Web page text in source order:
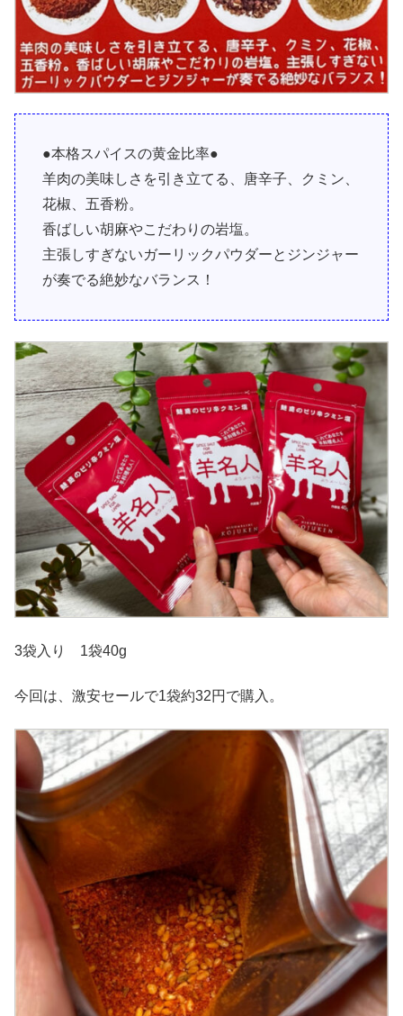
●本格スパイスの黄金比率●
羊肉の美味しさを引き立てる、唐辛子、クミン、
花椒、五香粉。
香ばしい胡麻やこだわりの岩塩。
主張しすぎないガーリックパウダーとジンジャー
が奏でる絶妙なバランス！
3袋入り 1袋40g
今回は、激安セールで1袋約32円で購入。